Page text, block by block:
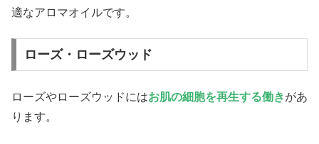
適なアロマオイルです。
ローズ・ローズウッド
ローズやローズウッドにはお肌の細胞を再生する働きがあ
ります。